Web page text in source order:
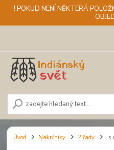
! POKUD NENÍ NĚKTERÁ
Úvod Nákrčníky 2 řady s